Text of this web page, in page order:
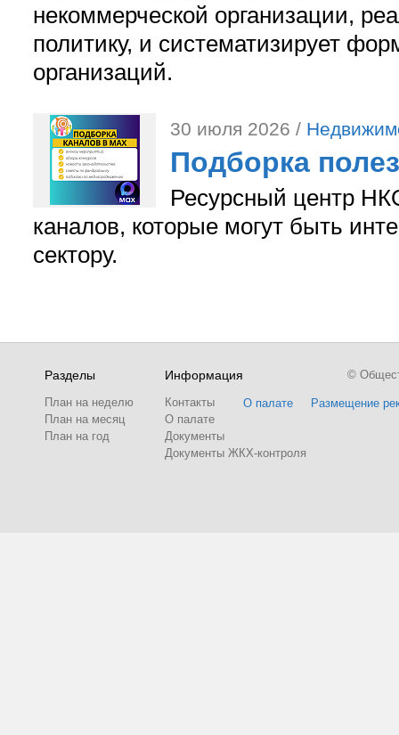
некоммерческой организации,
политику, и систематизирует
организаций.
30 июля 2026 /
Подборка
Ресурсный центр
каналов, которые могут быть
сектору.
Разделы
План на неделю
План на месяц
План на год
Информация
Контакты
О палате
Документы
Документы ЖКХ-контроля
О палате Размещение
©